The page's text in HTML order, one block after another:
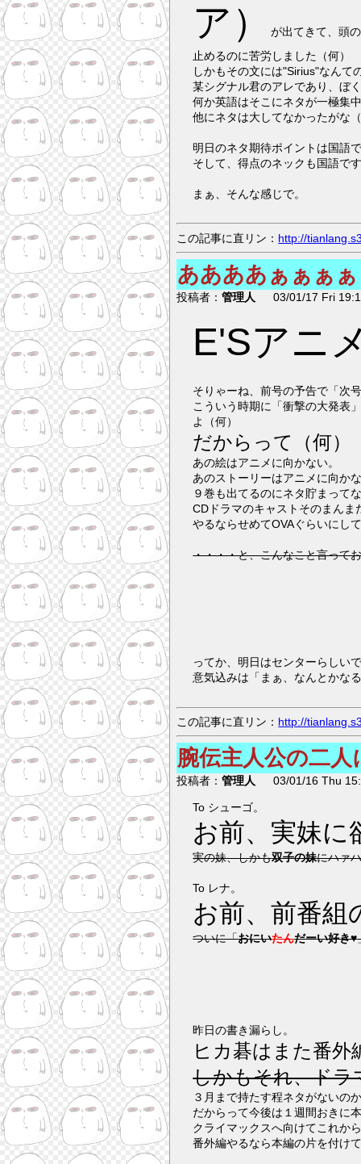
ア）が出てきて、頭
止めるのに苦労しました（何）
しかもその文には"Sirius"なんて
某シグナル君のアレであり、ぼ
何か英語はそこにネタが一極集
他にネタは大してなかったがな
明日のネタ期待ポイントは国語
そして、得点のネックも国語で
まぁ、そんな感じで。
この記事に直リン： http://
ああああぁぁぁ
投稿者：管理人 03/01/17 Fri
E'Sアニ
そりゃーね、前号の予告で「次
こういう時期に「衝撃の大発表
よ（何）
だからって（何）
あの絵はアニメに向かない。
あのストーリーはアニメに向か
９巻も出てるのにネタ貯まって
CDドラマのキャストそのまん
やるならせめてOVAぐらいにし
・・・・と、こんなこと言って
ってか、明日はセンターらしい
意気込みは「まぁ、なんとかな
この記事に直リン： http://
腕伝主人公の二人
投稿者：管理人 03/01/16 Thu
To シューゴ。
お前、実妹に
実の妹、しかも双子の妹にハァ
To レナ。
お前、前番組
ついに「おにいたんだーい好き♥
昨日の書き漏らし。
ヒカ碁はまた番外
しかもそれ、ドラ
３月まで持たす程ネタがないの
だからって今後は１週間おきに
クライマックスへ向けてこれか
番外編やるなら本編の片を付け